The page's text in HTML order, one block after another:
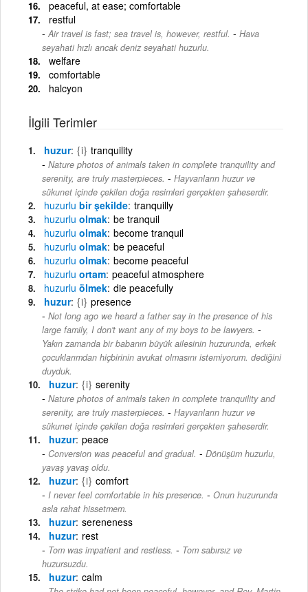
peaceful, at ease; comfortable
restful
Air travel is fast; sea travel is, however, restful. - Hava
seyahati hızlı ancak deniz seyahati huzurlu.
welfare
comfortable
halcyon
İlgili Terimler
huzur {i} tranquility
Nature photos of animals taken in complete tranquility and
serenity, are truly masterpieces. - Hayvanların huzur ve
sükunet içinde çekilen doğa resimleri gerçekten şaheserdir.
huzurlu bir şekilde tranquilly
huzurlu olmak be tranquil
huzurlu olmak become tranquil
huzurlu olmak be peaceful
huzurlu olmak become peaceful
huzurlu ortam peaceful atmosphere
huzurlu ölmek die peacefully
huzur {i} presence
Not long ago we heard a father say in the presence of his
large family, I don't want any of my boys to be lawyers. -
Yakın zamanda bir babanın büyük ailesinin huzurunda, erkek
çocuklarımdan hiçbirinin avukat olmasını istemiyorum. dediğini
duyduk.
huzur {i} serenity
Nature photos of animals taken in complete tranquility and
serenity, are truly masterpieces. - Hayvanların huzur ve
sükunet içinde çekilen doğa resimleri gerçekten şaheserdir.
huzur peace
Conversion was peaceful and gradual. - Dönüşüm huzurlu,
yavaş yavaş oldu.
huzur {i} comfort
I never feel comfortable in his presence. - Onun huzurunda
asla rahat hissetmem.
huzur sereneness
huzur rest
Tom was impatient and restless. - Tom sabırsız ve
huzursuzdu.
huzur calm